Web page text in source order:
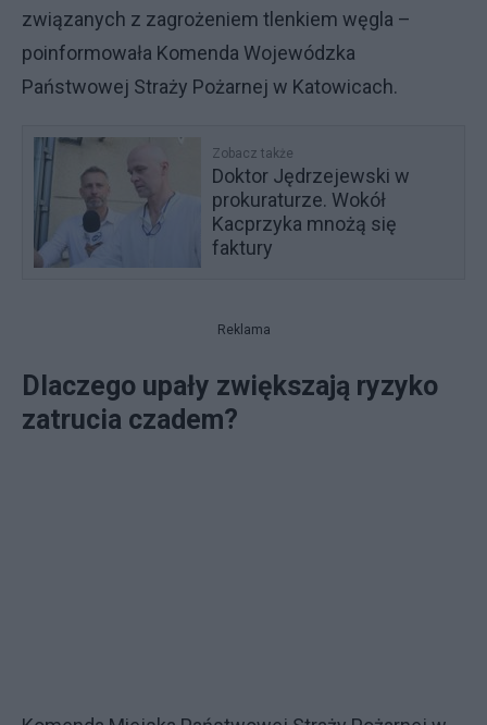
związanych z zagrożeniem tlenkiem węgla –
poinformowała Komenda Wojewódzka
Państwowej Straży Pożarnej w Katowicach.
Zobacz także
Doktor Jędrzejewski w
prokuraturze. Wokół
Kacprzyka mnożą się
faktury
Reklama
Dlaczego upały zwiększają ryzyko
zatrucia czadem?